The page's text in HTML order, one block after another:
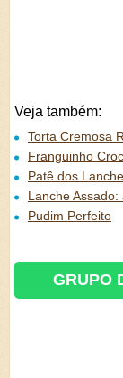
Veja também:
Torta Cremosa
Franguinho
Patê dos
Lanche
Pudim Perfeito
GRUPO